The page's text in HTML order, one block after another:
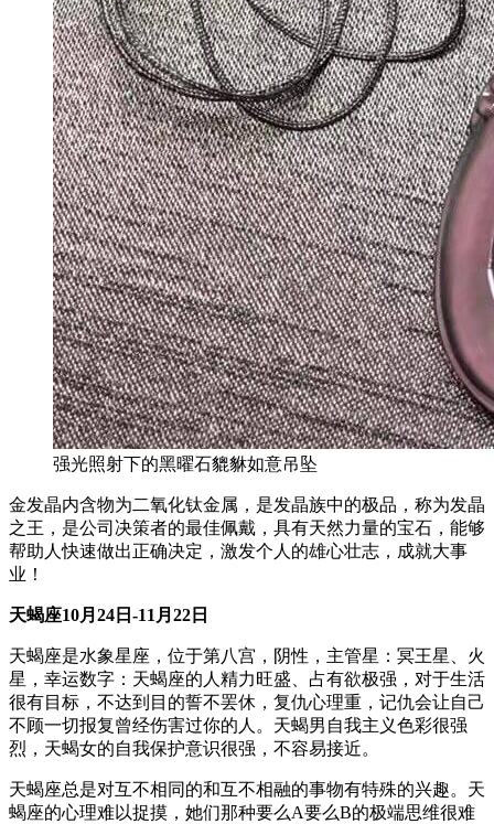
强光照射下的黑曜石貔貅如意吊坠
金发晶内含物为二氧化钛金属，是发晶族中的极品，称为发晶
之王，是公司决策者的最佳佩戴，具有天然力量的宝石，能够
帮助人快速做出正确决定，激发个人的雄心壮志，成就大事
业！
天蝎座10月 24 日 -11 月 22 日
天蝎座是水象星座，位于第八宫，阴性，主管星：冥王星、火
星，幸运数字：天蝎座的人精力旺盛、占有欲极强，对于生活
很有目标，不达到目的誓不罢休，复仇心理重，记仇会让自己
不顾一切报复曾经伤害过你的人。天蝎男自我主义色彩很强
烈，天蝎女的自我保护意识很强，不容易接近。
天蝎座总是对互不相同的和互不相融的事物有特殊的兴趣。天
蝎座的心理难以捉摸，她们那种要么A要么B的极端思维很难